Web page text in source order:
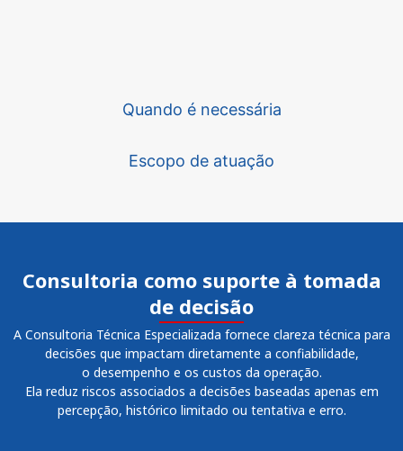
Quando é necessária
Escopo de atuação
Consultoria como suporte à tomada
de decisão
A Consultoria Técnica Especializada fornece clareza técnica para
decisões que impactam diretamente a confiabilidade,
o desempenho e os custos da operação.
Ela reduz riscos associados a decisões baseadas apenas em
percepção, histórico limitado ou tentativa e erro.